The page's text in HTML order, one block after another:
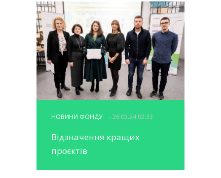
НОВИНИ ФОНДУ - 26.03.24 02:33
Відзначення кращих
проєктів